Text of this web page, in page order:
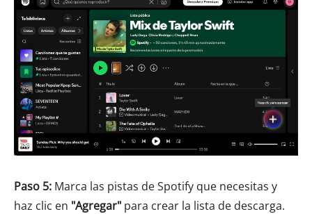
Paso 5: Marca las pistas de Spotify que necesitas y
haz clic en "Agregar" para crear la lista de descarga.